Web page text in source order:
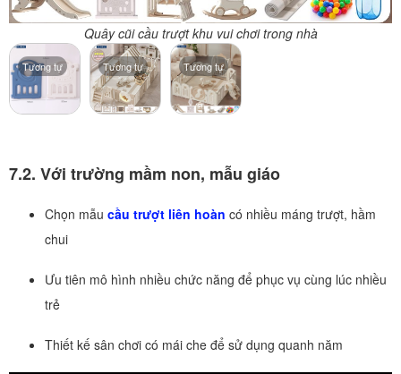
Quây cũi cầu trượt khu vui chơi trong nhà
Tương tự Tương tự Tương tự
7.2. Với trường mầm non, mẫu giáo
Chọn mẫu cầu trượt liên hoàn có nhiều máng trượt, hầm
chui
Ưu tiên mô hình nhiều chức năng để phục vụ cùng lúc nhiều
trẻ
Thiết kế sân chơi có mái che để sử dụng quanh năm